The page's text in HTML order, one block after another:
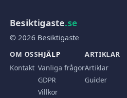
Besiktigaste.se
© 2026 Besiktigaste
OM OSS
Kontakt
HJÄLP
Vanliga frågor
GDPR
Villkor
ARTIKLAR
Artiklar
Guider